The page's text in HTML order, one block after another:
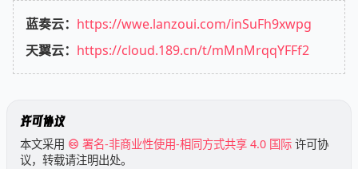
蓝奏云： https://wwe.lanzoui.com/inSuFh9xwpg
天翼云： https://cloud.189.cn/t/mMnMrqqYFFf2
许可协议
本文采用 署名-非商业性使用-相同方式共享 4.0 国际 许可协
议，转载请注明出处。